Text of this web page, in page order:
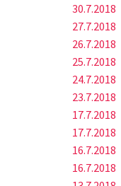
30.7.2018
27.7.2018
26.7.2018
25.7.2018
24.7.2018
23.7.2018
17.7.2018
17.7.2018
16.7.2018
16.7.2018